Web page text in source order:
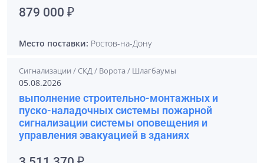
879 000 ₽
Место поставки: Ростов-на-Дону
Сигнализации / СКД / Ворота / Шлагбаумы
05.08.2026
выполнение строительно-монтажных и
пуско-наладочных системы пожарной
сигнализации системы оповещения и
управления эвакуацией в зданиях